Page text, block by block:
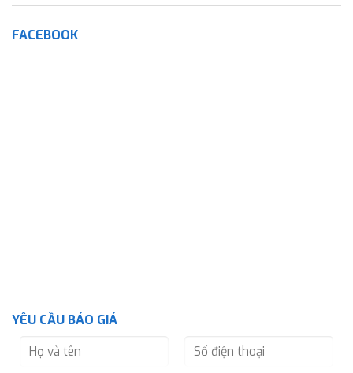
FACEBOOK
YÊU CẦU BÁO GIÁ